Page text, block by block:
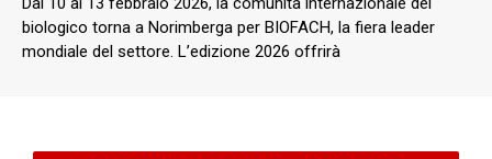
biologico torna a Norimberga per BIOFACH, la fiera leader
mondiale del settore. L’edizione 2026 offrirà